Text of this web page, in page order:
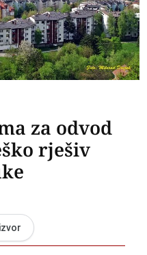
za odvod
rješiv